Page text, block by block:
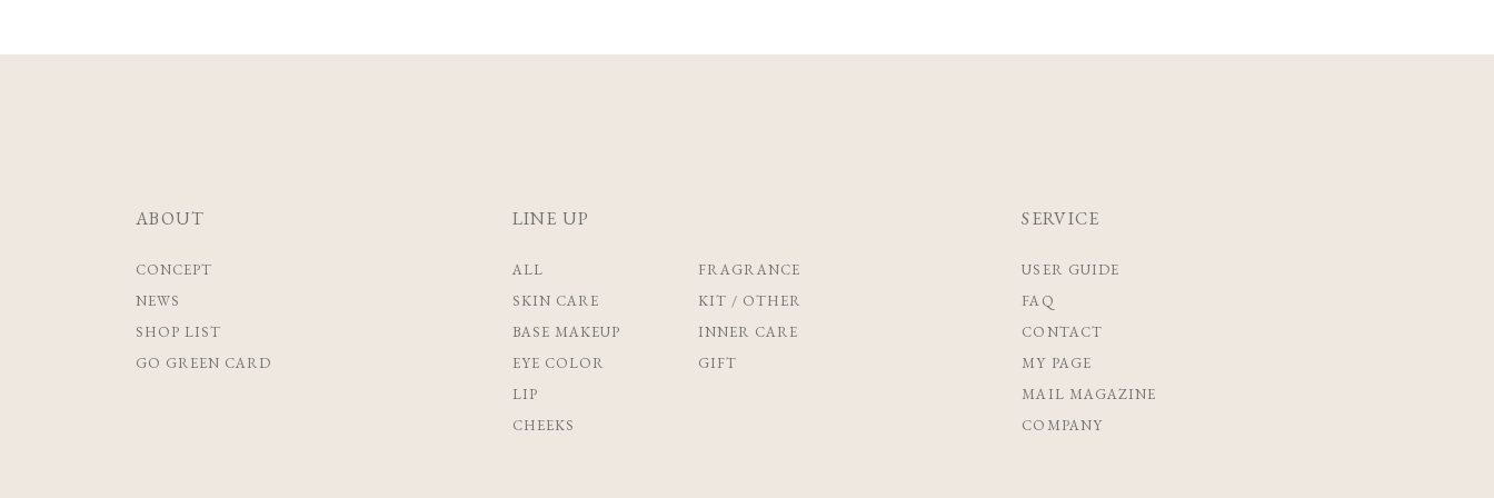
ABOUT
CONCEPT
NEWS
SHOP LIST
GO GREEN CARD
LINE UP
ALL
SKIN CARE
BASE MAKEUP
EYE COLOR
LIP
CHEEKS
FRAGRANCE
KIT / OTHER
INNER CARE
GIFT
SERVICE
USER GUIDE
FAQ
CONTACT
MY PAGE
MAIL MAGAZINE
COMPANY